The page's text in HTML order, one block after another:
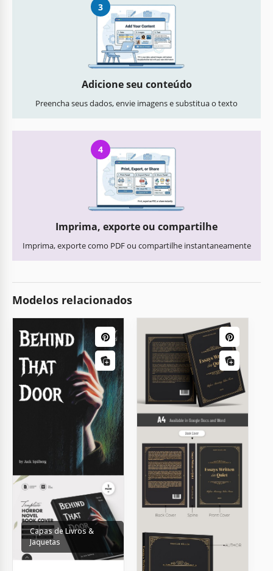
3
Adicione seu conteúdo
Preencha seus dados, envie imagens e substitua o texto
4
Imprima, exporte ou compartilhe
Imprima, exporte como PDF ou compartilhe instantaneamente
Modelos relacionados
Capas de Livros &
Jaquetas